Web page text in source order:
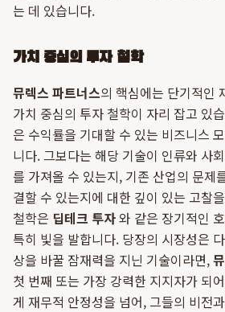
는 데 있습니다.
가치 중심의 투자 철학
뮤렉스 파트너스의 핵심에는 단기적인
가치 중심의 투자 철학이 자리 잡고 있
은 수익률을 기대할 수 있는 비즈니스
니다. 그보다는 해당 기술이 인류와 사
를 가져올 수 있는지, 기존 산업의 문제
결할 수 있는지에 대한 깊이 있는 고찰
철학은 딥테크 투자와 같은 장기적인
특히 빛을 발합니다. 당장의 시장성은
상을 바꿀 잠재력을 지닌 기술이라면,
첫 번째 또는 가장 강력한 지지자가 되
게 재무적 안정성을 넘어, 그들의 비전